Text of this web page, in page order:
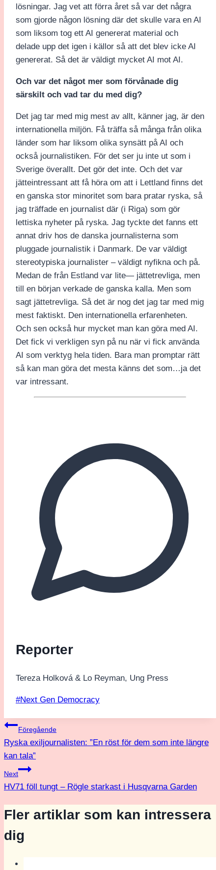
lösningar. Jag vet att förra året så var det några
som gjorde någon lösning där det skulle vara en AI
som liksom tog ett AI genererat material och
delade upp det igen i källor så att det blev icke AI
genererat. Så det är väldigt mycket AI mot AI.
Och var det något mer som förvånade dig
särskilt och vad tar du med dig?
Det jag tar med mig mest av allt, känner jag, är den
internationella miljön. Få träffa så många från olika
länder som har liksom olika synsätt på AI och
också journalistiken. För det ser ju inte ut som i
Sverige överallt. Det gör det inte. Och det var
jätteintressant att få höra om att i Lettland finns det
en ganska stor minoritet som bara pratar ryska, så
jag träffade en journalist där (i Riga) som gör
lettiska nyheter på ryska. Jag tyckte det fanns ett
annat driv hos de danska journalisterna som
pluggade journalistik i Danmark. De var väldigt
stereotypiska journalister – väldigt nyfikna och på.
Medan de från Estland var lite— jättetrevliga, men
till en början verkade de ganska kalla. Men som
sagt jättetrevliga. Så det är nog det jag tar med mig
mest faktiskt. Den internationella erfarenheten.
Och sen också hur mycket man kan göra med AI.
Det fick vi verkligen syn på nu när vi fick använda
AI som verktyg hela tiden. Bara man promptar rätt
så kan man göra det mesta känns det som…ja det
var intressant.
Reporter
Tereza Holková & Lo Reyman, Ung Press
Post
#Next Gen Democracy
Inläggsnavigering
Föregående
Ryska exiljournalisten: ”En röst för dem som inte längre
kan tala”
Next
HV71 föll tungt – Rögle starkast i Husqvarna Garden
Fler artiklar som kan intressera
dig